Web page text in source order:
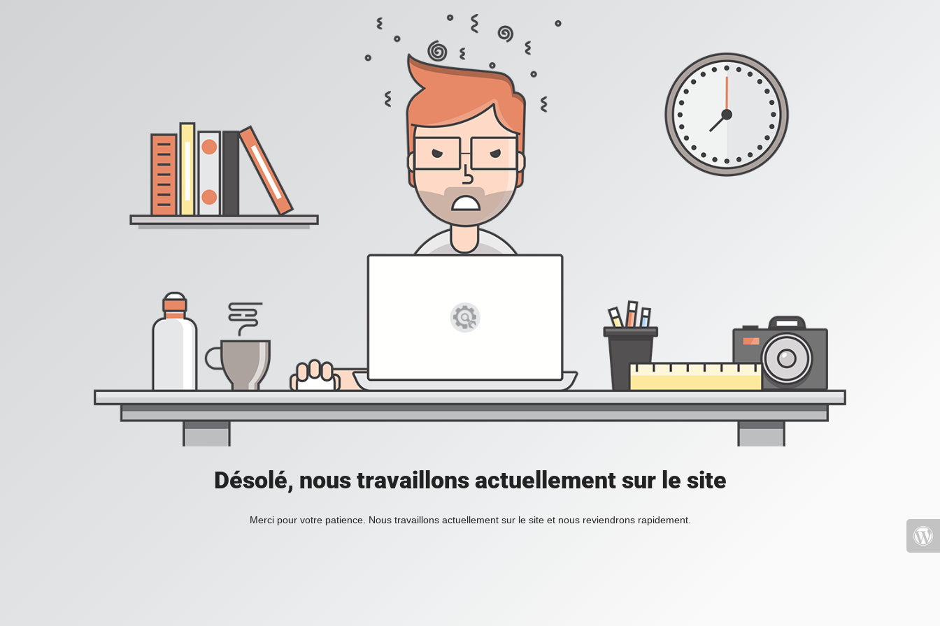
Désolé, nous travaillons actuellement sur le site
Merci pour votre patience. Nous travaillons actuellement sur le site et nous reviendrons rapidement.